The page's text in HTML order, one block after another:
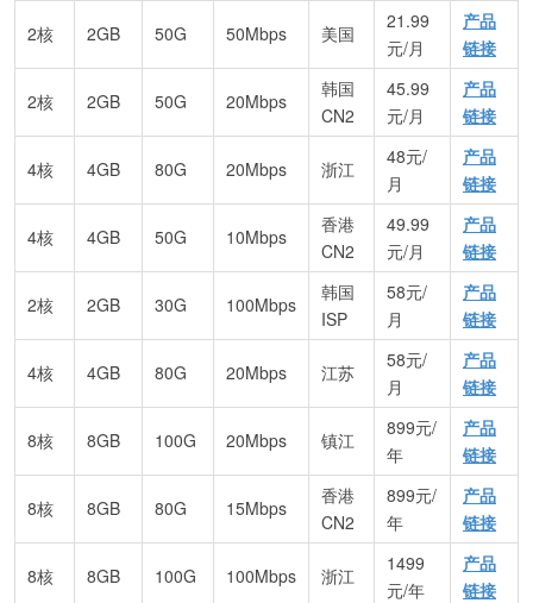
2核 2GB 50G 50Mbps 美国
21.99
元/月
产品
链接
2核 2GB 50G 20Mbps
韩国
CN2
45.99
元/月
产品
链接
4核 4GB 80G 20Mbps 浙江
48元/
月
产品
链接
4核 4GB 50G 10Mbps
香港
CN2
49.99
元/月
产品
链接
2核 2GB 30G 100Mbps
韩国
ISP
58元/
月
产品
链接
4核 4GB 80G 20Mbps 江苏
58元/
月
产品
链接
8核 8GB 100G 20Mbps 镇江
899元/
年
产品
链接
8核 8GB 80G 15Mbps
香港
CN2
899元/
年
产品
链接
8核 8GB 100G 100Mbps 浙江
1499
元/年
产品
链接